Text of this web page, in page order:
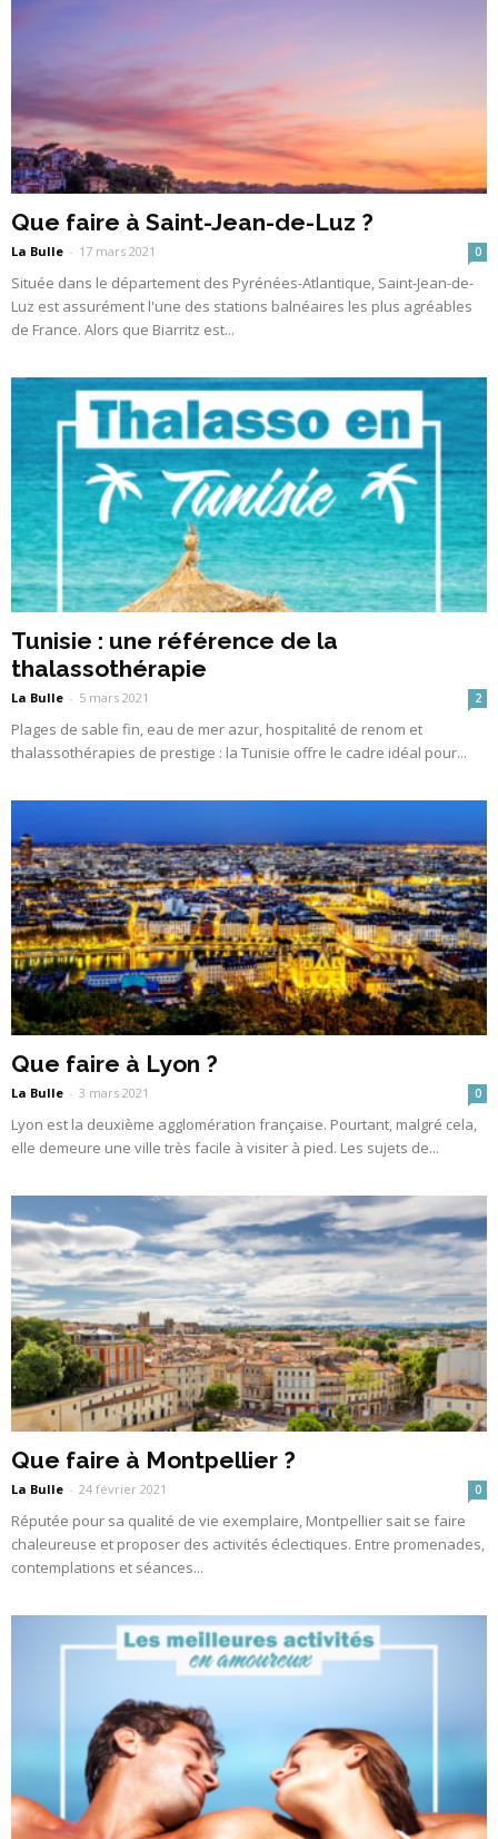
Que faire à Saint-Jean-de-Luz ?
La Bulle - 17 mars 2021 0
Située dans le département des Pyrénées-Atlantique, Saint-Jean-de-
Luz est assurément l'une des stations balnéaires les plus agréables
de France. Alors que Biarritz est...
Tunisie : une référence de la
thalassothérapie
La Bulle - 5 mars 2021 2
Plages de sable fin, eau de mer azur, hospitalité de renom et
thalassothérapies de prestige : la Tunisie offre le cadre idéal pour...
Que faire à Lyon ?
La Bulle - 3 mars 2021 0
Lyon est la deuxième agglomération française. Pourtant, malgré cela,
elle demeure une ville très facile à visiter à pied. Les sujets de...
Que faire à Montpellier ?
La Bulle - 24 février 2021 0
Réputée pour sa qualité de vie exemplaire, Montpellier sait se faire
chaleureuse et proposer des activités éclectiques. Entre promenades,
contemplations et séances...